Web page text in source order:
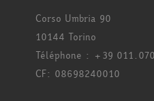
Corso Umbria 90
10144 Torino
Téléphone : +39
CF: 08698240010